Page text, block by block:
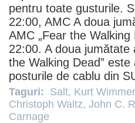
pentru toate gusturile.
22:00, AMC A doua
AMC „Fear the
22:00. A doua jumătate
the Walking Dead”
posturile de cablu din
Taguri: Salt, Kurt Wimmer
Christoph Waltz, John C.
Carnage